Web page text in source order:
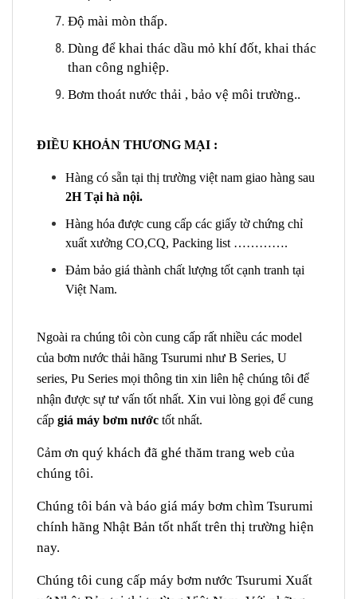
Độ mài mòn thấp.
Dùng để khai thác dầu mỏ khí đốt, khai thác
than công nghiệp.
Bơm thoát nước thải , bảo vệ môi trường..
ĐIỀU KHOẢN THƯƠNG MẠI :
Hàng có sẵn tại thị trường việt nam giao hàng sau
2H Tại hà nội.
Hàng hóa được cung cấp các giấy tờ chứng chỉ
xuất xưởng CO,CQ, Packing list ………….
Đảm bảo giá thành chất lượng tốt cạnh tranh tại
Việt Nam.
Ngoài ra chúng tôi còn cung cấp rất nhiều các model
của bơm nước thải hãng Tsurumi như B Series, U
series, Pu Series mọi thông tin xin liên hệ chúng tôi để
nhận được sự tư vấn tốt nhất. Xin vui lòng gọi để cung
cấp giá máy bơm nước tốt nhất.
Cảm ơn quý khách đã ghé thăm trang web của
chúng tôi.
Chúng tôi bán và báo giá máy bơm chìm Tsurumi
chính hãng Nhật Bản tốt nhất trên thị trường hiện
nay.
Chúng tôi cung cấp máy bơm nước Tsurumi Xuất